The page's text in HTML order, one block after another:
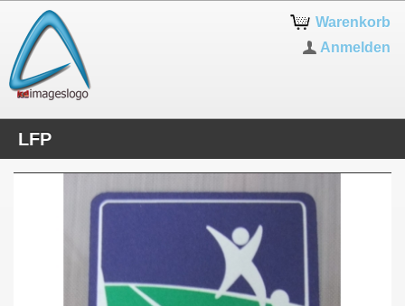
Warenkorb
Anmelden
LFP